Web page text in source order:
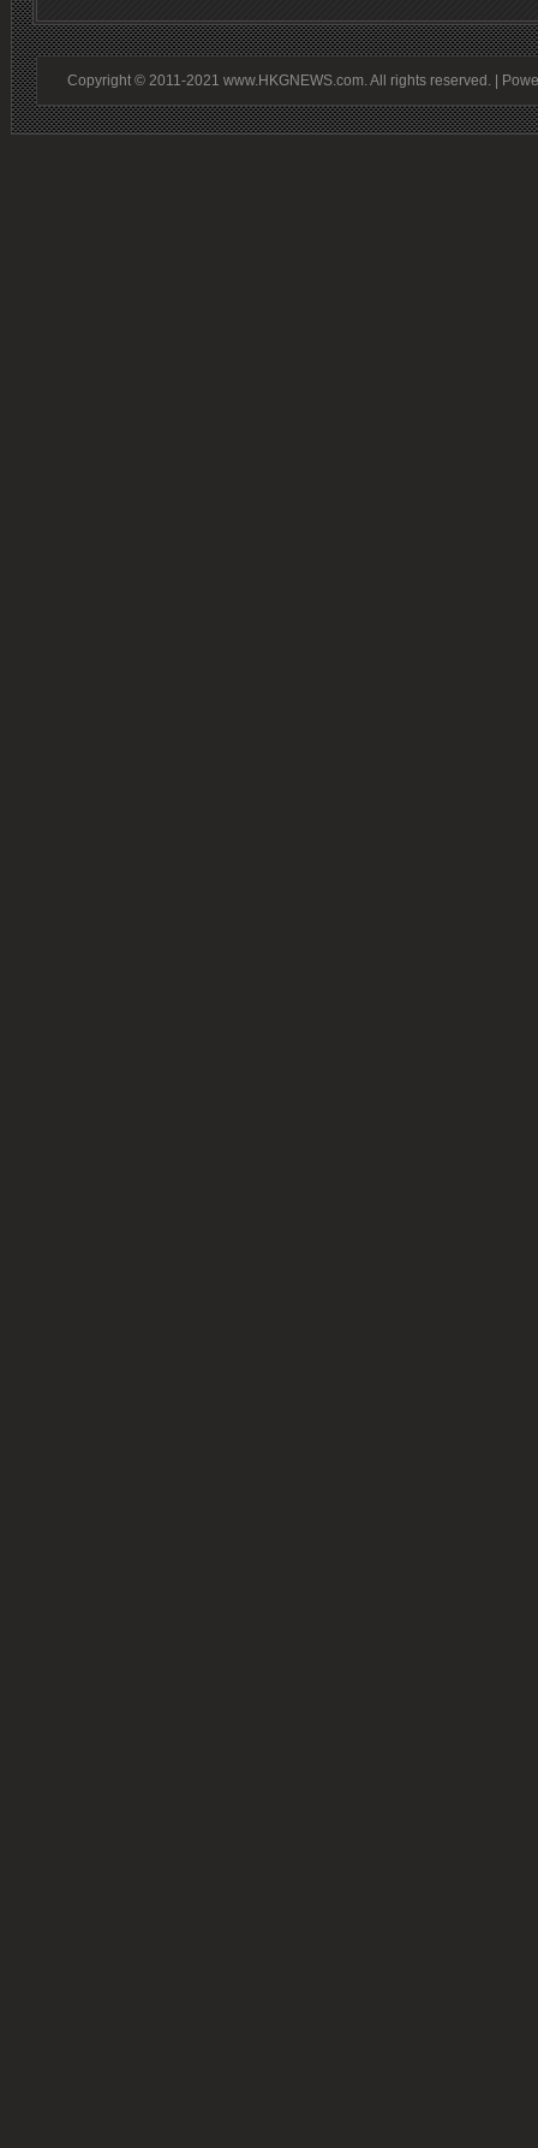
Copyright © 2011-2021 www.HKGNEWS.com. All rights reserved. |